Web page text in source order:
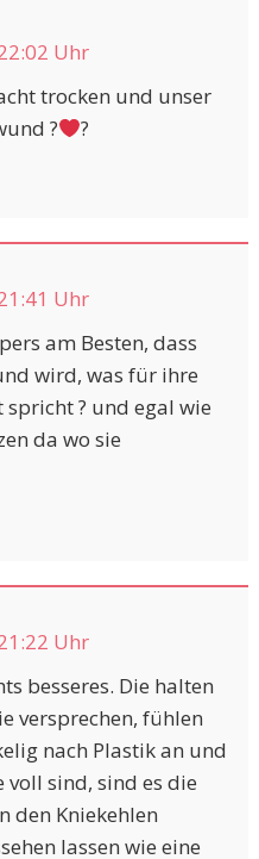
Uhr
trocken und unser
?
?
Uhr
am Besten, dass
wird, was für ihre
? und egal wie
da wo sie
Uhr
besseres. Die halten
versprechen, fühlen
nach Plastik an und
voll sind, sind es die
den Kniekehlen
lassen wie eine